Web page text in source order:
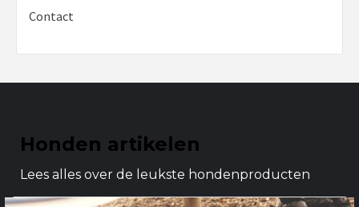
Contact
Honden artikelen
Lees alles over de leukste hondenproducten